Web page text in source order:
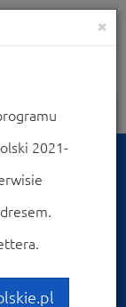
Nawigacja
×
2021-